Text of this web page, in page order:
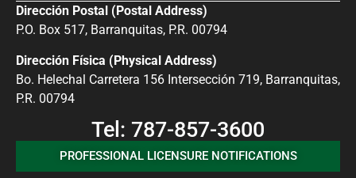
Dirección Postal (Postal Address)
P.O. Box 517, Barranquitas, P.R. 00794
Dirección Física (Physical Address)
Bo. Helechal Carretera 156 Intersección 719, Barranquitas,
P.R. 00794
Tel: 787-857-3600
PROFESSIONAL LICENSURE NOTIFICATIONS